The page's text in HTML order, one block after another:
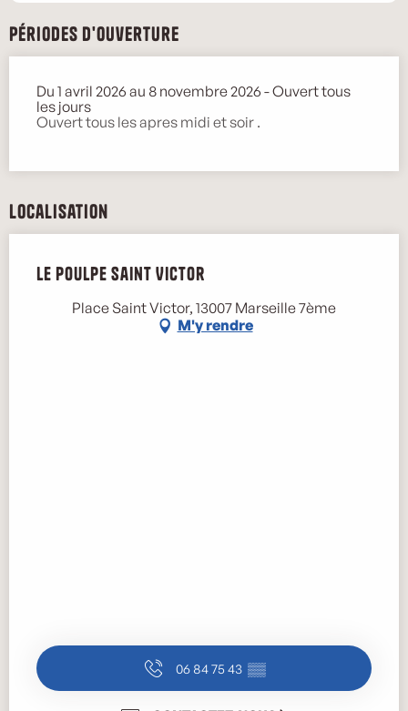
Périodes d'ouverture
Du 1 avril 2026 au 8 novembre 2026 - Ouvert tous
les jours
Ouvert tous les apres midi et soir .
Localisation
Le Poulpe Saint Victor
Place Saint Victor, 13007 Marseille 7ème
M'y rendre
06 84 75 43 ▒▒